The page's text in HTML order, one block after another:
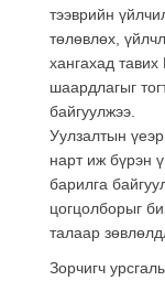
тээврийн
төлөвлөх,
хангахад
шаардлагыг
байгуулжээ.
Уулзалтын
нарт иж бүрэн
барилга
цогцолборыг
талаар
Зорчигч